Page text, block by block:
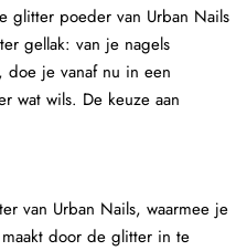
glitter poeder van Urban Nails
gellak: van je nagels
doe je vanaf nu in een
wat wils. De keuze aan
van Urban Nails, waarmee je
door de glitter in te